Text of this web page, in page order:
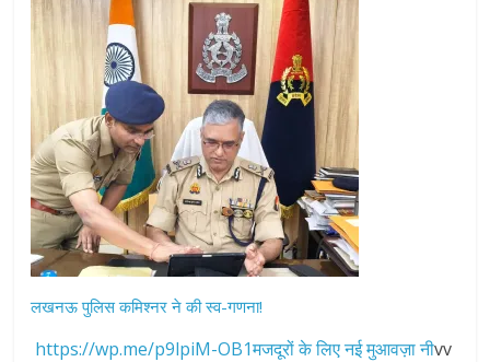
लखनऊ पुलिस कमिश्नर ने की स्व-गणना!
https://wp.me/p9lpiM-OB1मजदूरों के लिए नई मुआवज़ा नीvv